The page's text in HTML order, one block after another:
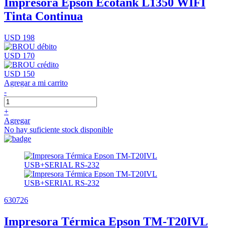
Tinta Continua
USD 198
USD 170
USD 150
Agregar a mi carrito
-
+
Agregar
No hay suficiente stock disponible
630726
Impresora Térmica Epson TM-T20IVL